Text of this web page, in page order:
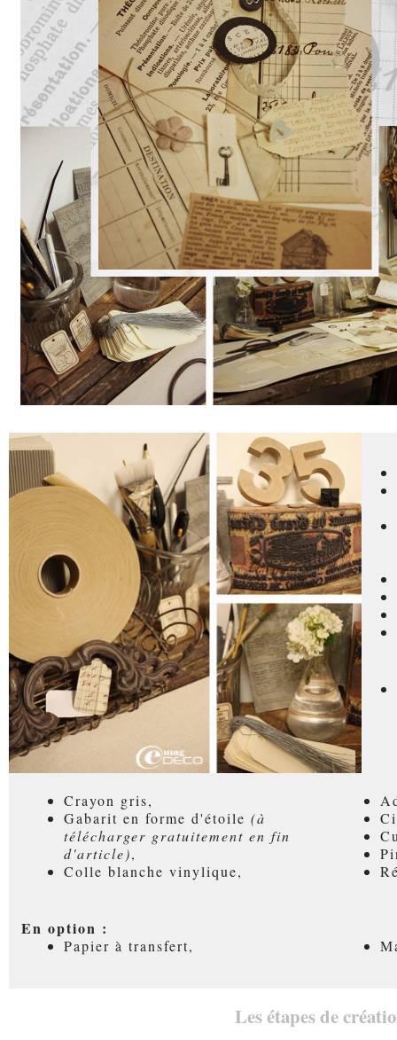
Crayon gris,
Gabarit en forme d'étoile (à
télécharger gratuitement en fin
d'article),
Colle blanche vinylique,
En option :
Papier à transfert,
Les étapes de